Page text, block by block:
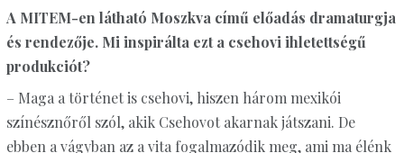
A MITEM-en látható Moszkva című előadás dramaturgja
és rendezője. Mi inspirálta ezt a csehovi ihletettségű
produkciót?
– Maga a történet is csehovi, hiszen három mexikói
színésznőről szól, akik Csehovot akarnak játszani. De
ebben a vágyban az a vita fogalmazódik meg, ami ma élénk